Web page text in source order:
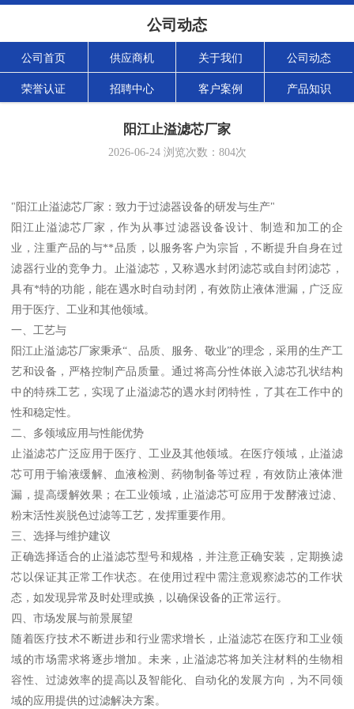
公司动态
公司首页 供应商机 关于我们 公司动态
荣誉认证 招聘中心 客户案例 产品知识
阳江止溢滤芯厂家
2026-06-24浏览次数： 804次
"阳江止溢滤芯厂家：致力于过滤器设备的研发与生产"
阳江止溢滤芯厂家，作为从事过滤器设备设计、制造和加工的企
业，注重产品的与**品质，以服务客户为宗旨，不断提升自身在过
滤器行业的竞争力。止溢滤芯，又称遇水封闭滤芯或自封闭滤芯，
具有*特的功能，能在遇水时自动封闭，有效防止液体泄漏，广泛应
用于医疗、工业和其他领域。
一、工艺与
阳江止溢滤芯厂家秉承“、品质、服务、敬业”的理念，采用的生产工
艺和设备，严格控制产品质量。通过将高分性体嵌入滤芯孔状结构
中的特殊工艺，实现了止溢滤芯的遇水封闭特性，了其在工作中的
性和稳定性。
二、多领域应用与性能优势
止溢滤芯广泛应用于医疗、工业及其他领域。在医疗领域，止溢滤
芯可用于输液缓解、血液检测、药物制备等过程，有效防止液体泄
漏，提高缓解效果；在工业领域，止溢滤芯可应用于发酵液过滤、
粉末活性炭脱色过滤等工艺，发挥重要作用。
三、选择与维护建议
正确选择适合的止溢滤芯型号和规格，并注意正确安装，定期换滤
芯以保证其正常工作状态。在使用过程中需注意观察滤芯的工作状
态，如发现异常及时处理或换，以确保设备的正常运行。
四、市场发展与前景展望
随着医疗技术不断进步和行业需求增长，止溢滤芯在医疗和工业领
域的市场需求将逐步增加。未来，止溢滤芯将加关注材料的生物相
容性、过滤效率的提高以及智能化、自动化的发展方向，为不同领
域的应用提供的过滤解决方案。